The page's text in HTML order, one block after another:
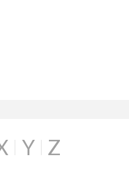
Y Z